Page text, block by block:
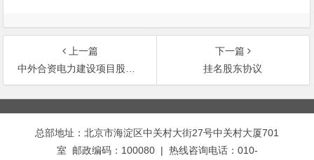
上一篇
中外合资电力建设项目股东协议书
下一篇
挂名股东协议
文
章
总部地址：北京市海淀区中关村大街27号中关村大厦701
室 邮政编码：100080 | 热线咨询电话：010-